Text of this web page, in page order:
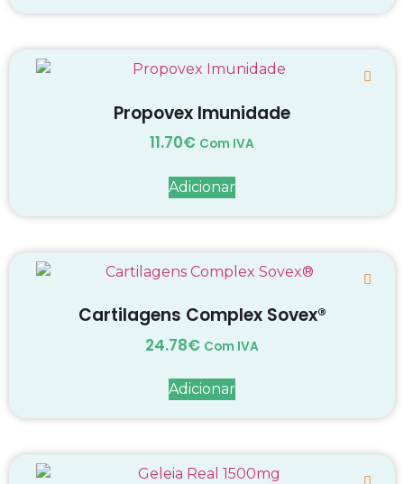
Propovex Imunidade
11.70€ Com IVA
Adicionar
Cartilagens Complex Sovex®
24.78€ Com IVA
Adicionar